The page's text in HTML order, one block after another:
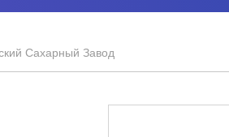
Сахарный Завод